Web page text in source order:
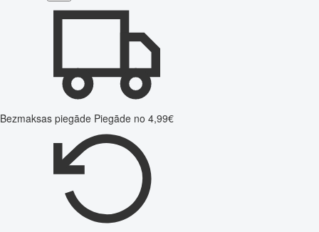
Bezmaksas piegāde Piegāde no 4,99€